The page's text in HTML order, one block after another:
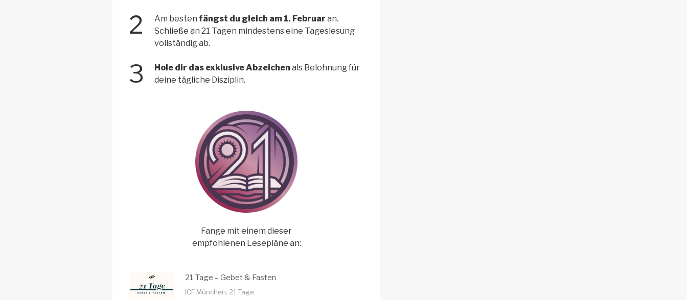
2 Am besten fängst du gleich am 1. Februar an.
Schließe an 21 Tagen mindestens eine Tageslesung
vollständig ab.
3 Hole dir das exklusive Abzeichen als Belohnung für
deine tägliche Disziplin.
Fange mit einem dieser
empfohlenen Lesepläne an:
21 Tage – Gebet & Fasten
ICF München, 21 Tage